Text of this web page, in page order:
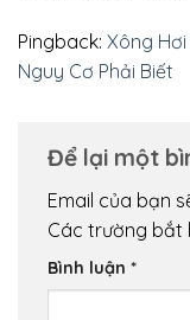
Pingback: Xông Hơi
Nguy Cơ Phải Biết
Để lại một
Email của bạn
Các trường bắt
Bình luận *